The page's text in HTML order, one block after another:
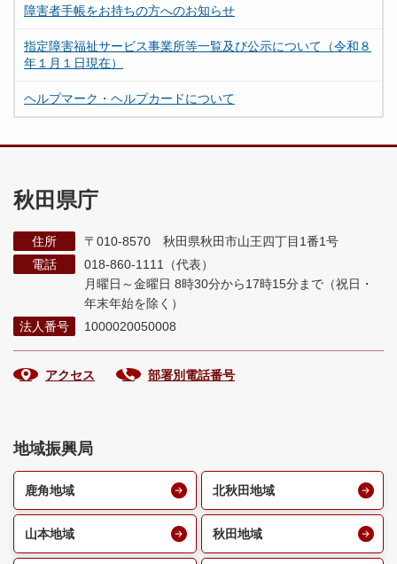
障害者手帳をお持ちの方へのお知らせ
指定障害福祉サービス事業所等一覧及び公示について（令和８
年１月１日現在）
ヘルプマーク・ヘルプカードについて
秋田県庁
住所
〒010-8570 秋田県秋田市山王四丁目1番1号
電話
018-860-1111（代表）
月曜日～金曜日 8時30分から17時15分まで （祝日・
年末年始を除く）
法人番号
1000020050008
アクセス 部署別電話番号
地域振興局
鹿角地域 北秋田地域
山本地域 秋田地域